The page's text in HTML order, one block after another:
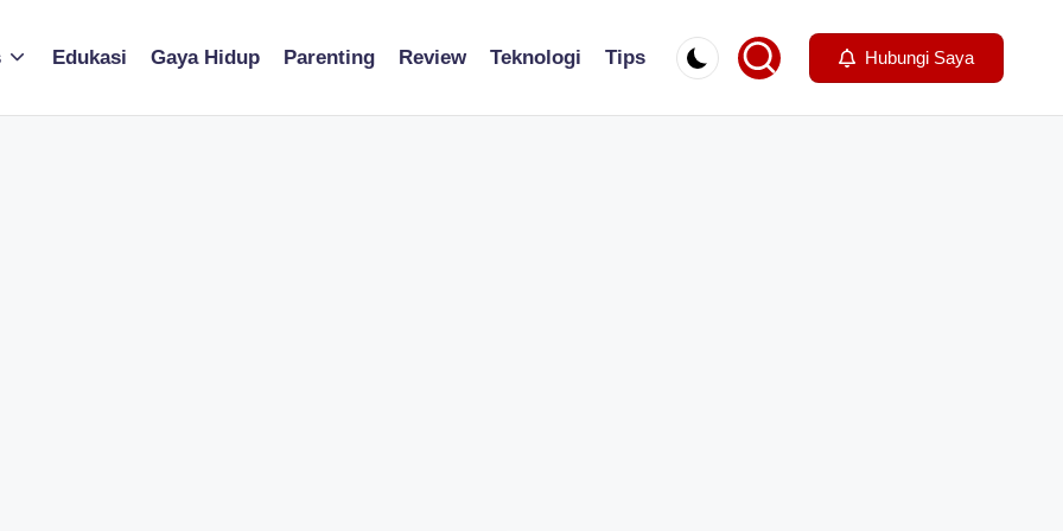
Edukasi Gaya Hidup Parenting Review Teknologi Tips Hubungi Saya